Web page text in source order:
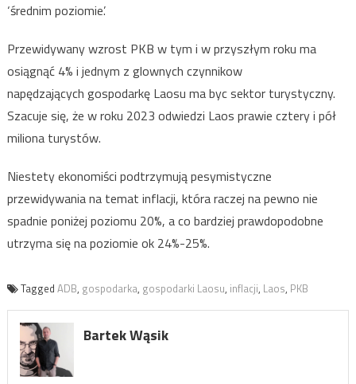
‘średnim poziomie’.
Przewidywany wzrost PKB w tym i w przyszłym roku ma
osiągnąć 4% i jednym z glownych czynnikow
napędzających gospodarkę Laosu ma byc sektor turystyczny.
Szacuje się, że w roku 2023 odwiedzi Laos prawie cztery i pół
miliona turystów.
Niestety ekonomiści podtrzymują pesymistyczne
przewidywania na temat inflacji, która raczej na pewno nie
spadnie poniżej poziomu 20%, a co bardziej prawdopodobne
utrzyma się na poziomie ok 24%-25%.
Tagged ADB, gospodarka, gospodarki Laosu, inflacji, Laos, PKB
Bartek Wąsik